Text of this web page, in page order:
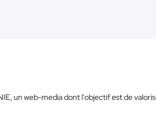
un web-media dont l'objectif est de